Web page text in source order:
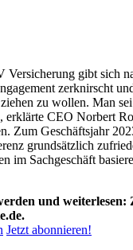
Versicherung gibt sich
zerknirscht
zu wollen. Man
erklärte CEO Norbert
Zum Geschäftsjahr
grundsätzlich
im Sachgeschäft
und weiterlesen:
Jetzt abonnieren!